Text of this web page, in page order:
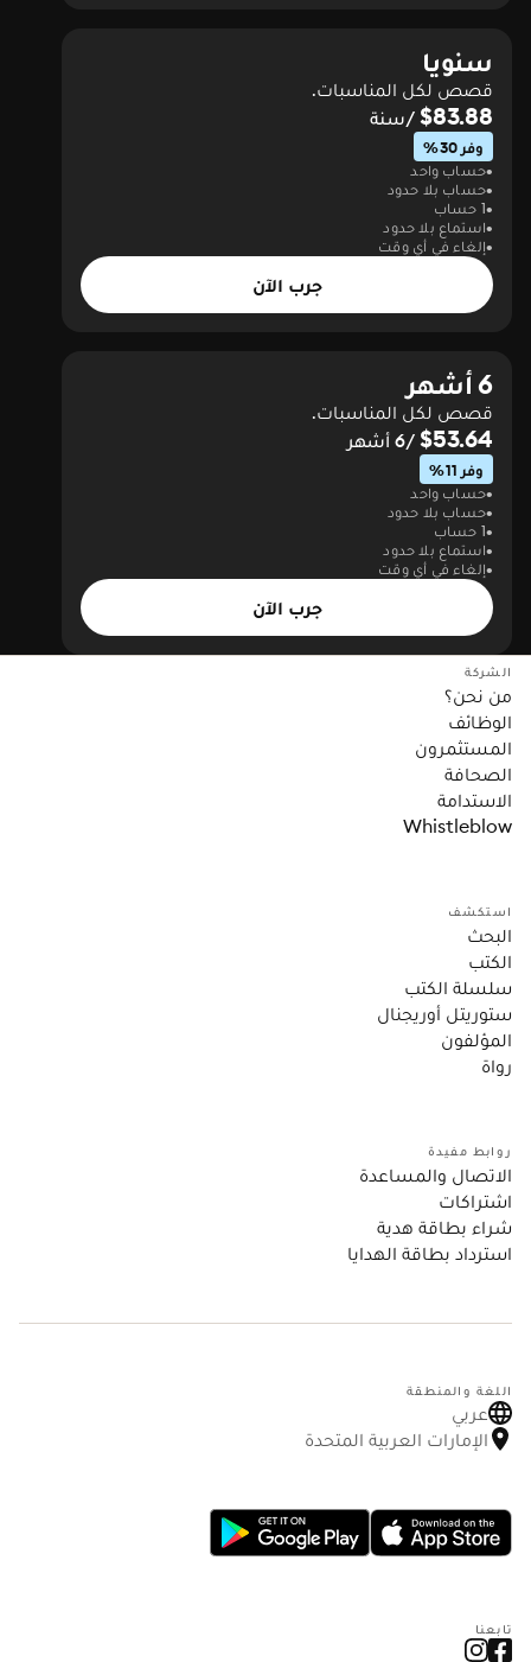
سنويا
قصص لكل المناسبات.
$83.88 /سنة
وفر 30%
حساب واحد
حساب بلا حدود
1 حساب
استماع بلا حدود
إلغاء في أي وقت
جرب الآن
6 أشهر
قصص لكل المناسبات.
$53.64 /6 أشهر
وفر 11%
حساب واحد
حساب بلا حدود
1 حساب
استماع بلا حدود
إلغاء في أي وقت
جرب الآن
الشركة
من نحن؟
الوظائف
المستثمرون
الصحافة
الاستدامة
Whistleblow
استكشف
البحث
الكتب
سلسلة الكتب
ستوريتل أوريجنال
المؤلفون
رواة
روابط مفيدة
الاتصال والمساعدة
اشتراكات
شراء بطاقة هدية
استرداد بطاقة الهدايا
اللغة والمنطقة
عربي
الإمارات العربية المتحدة
تابعنا